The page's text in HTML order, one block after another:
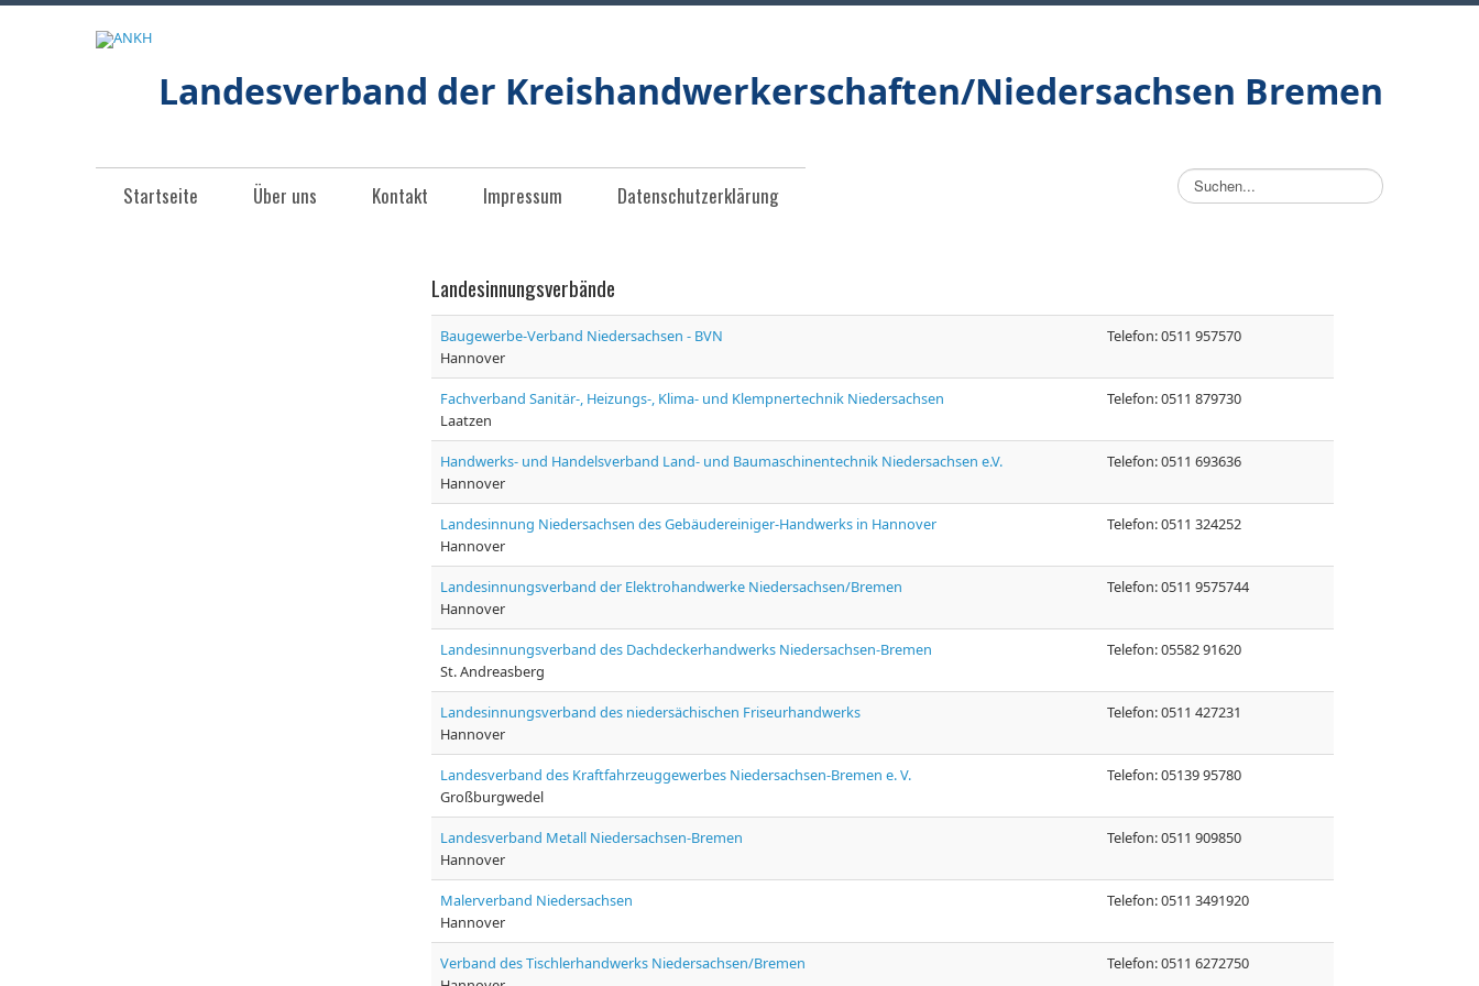
Landesverband der Kreishandwerkerschaften/Niedersachsen Bremen
Startseite Über uns Kontakt Impressum Datenschutzerklärung
Suchen...
Landesinnungsverbände
Baugewerbe-Verband Niedersachsen - BVN
Hannover
Telefon: 0511 957570
Fachverband Sanitär-, Heizungs-, Klima- und Klempnertechnik Niedersachsen
Laatzen
Telefon: 0511 879730
Handwerks- und Handelsverband Land- und Baumaschinentechnik Niedersachsen e.V.
Hannover
Telefon: 0511 693636
Landesinnung Niedersachsen des Gebäudereiniger-Handwerks in Hannover
Hannover
Telefon: 0511 324252
Landesinnungsverband der Elektrohandwerke Niedersachsen/Bremen
Hannover
Telefon: 0511 9575744
Landesinnungsverband des Dachdeckerhandwerks Niedersachsen-Bremen
St. Andreasberg
Telefon: 05582 91620
Landesinnungsverband des niedersächischen Friseurhandwerks
Hannover
Telefon: 0511 427231
Landesverband des Kraftfahrzeuggewerbes Niedersachsen-Bremen e. V.
Großburgwedel
Telefon: 05139 95780
Landesverband Metall Niedersachsen-Bremen
Hannover
Telefon: 0511 909850
Malerverband Niedersachsen
Hannover
Telefon: 0511 3491920
Verband des Tischlerhandwerks Niedersachsen/Bremen
Telefon: 0511 6272750